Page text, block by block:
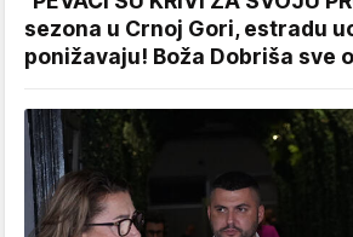
sezona u Crnoj Gori, estradu
ponižavaju! Boža Dobriša sve